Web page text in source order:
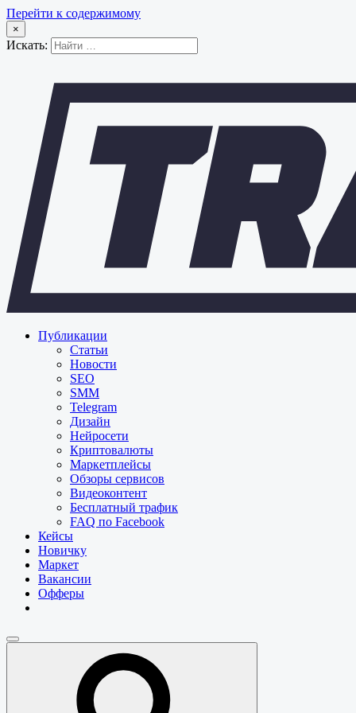
Перейти к содержимому
×
Искать:
Публикации
Статьи
Новости
SEO
SMM
Telegram
Дизайн
Нейросети
Криптовалюты
Маркетплейсы
Обзоры сервисов
Видеоконтент
Бесплатный трафик
FAQ по Facebook
Кейсы
Новичку
Маркет
Вакансии
Офферы